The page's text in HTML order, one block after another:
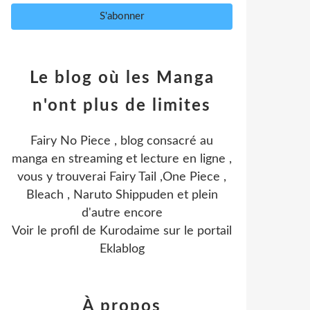
Le blog où les Manga
n'ont plus de limites
Fairy No Piece , blog consacré au
manga en streaming et lecture en ligne ,
vous y trouverai Fairy Tail ,One Piece ,
Bleach , Naruto Shippuden et plein
d'autre encore
Voir le profil de Kurodaime sur le portail
Eklablog
À propos